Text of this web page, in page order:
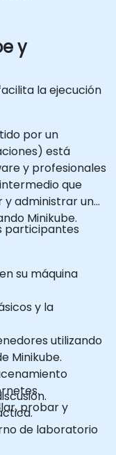
y
la ejecución
por un
está
y profesionales
que
administrar un
Minikube.
participantes
su máquina
y la
utilizando
Minikube.
probar y
de laboratorio